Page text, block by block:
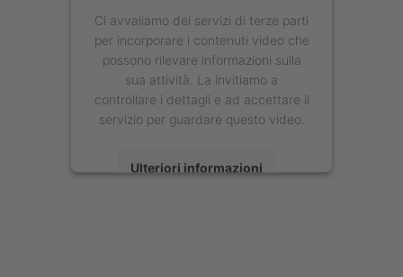
Ci avvaliamo dei servizi di terze parti
per incorporare i contenuti video che
possono rilevare informazioni sulla
sua attività. La invitiamo a
controllare i dettagli e ad accettare il
servizio per guardare questo video.
Ulteriori informazioni